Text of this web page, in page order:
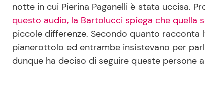
notte in cui Pierina Paganelli è stata uccisa.
questo audio, la Bartolucci spiega che quella
piccole differenze. Secondo quanto racconta
pianerottolo ed entrambe insistevano per
dunque ha deciso di seguire queste persone